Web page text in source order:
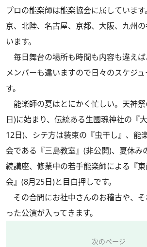
プロの能楽師は能楽協会に属していま
京、北陸、名古屋、京都、大阪、九州
います。
毎日舞台の場所も時間も内容も違え
メンバーも違いますので日々のスケジ
す。
能楽師の夏はとにかく忙しい。天神
日)に始まり、伝統ある生國魂神社の『
12日)、シテ方は装束の『虫干し』、能
会である『三島教室』(非公開)、夏休み
続講座、修業中の若手能楽師による『
会』(8月25日)と目白押しです。
その合間にお社中さんのお稽古や、
った公演が入ってきます。
次のページ